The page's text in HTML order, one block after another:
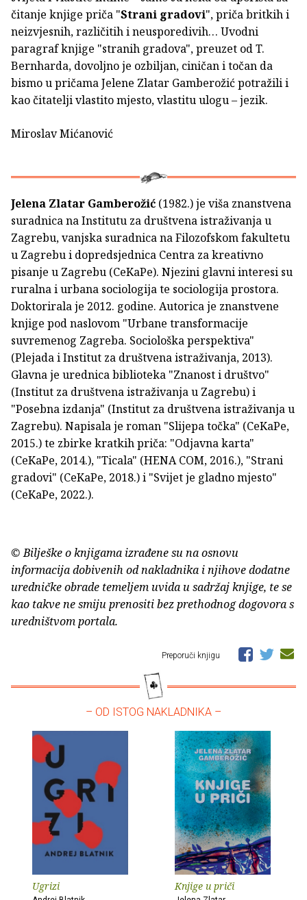
čitanje knjige priča "Strani gradovi", priča britkih i
neizvjesnih, različitih i neusporedivih… Uvodni
paragraf knjige "stranih gradova", preuzet od T.
Bernharda, dovoljno je ozbiljan, ciničan i točan da
bismo u pričama Jelene Zlatar Gamberožić potražili i
kao čitatelji vlastito mjesto, vlastitu ulogu – jezik.
Miroslav Mićanović
Jelena Zlatar Gamberožić (1982.) je viša znanstvena
suradnica na Institutu za društvena istraživanja u
Zagrebu, vanjska suradnica na Filozofskom fakultetu
u Zagrebu i dopredsjednica Centra za kreativno
pisanje u Zagrebu (CeKaPe). Njezini glavni interesi su
ruralna i urbana sociologija te sociologija prostora.
Doktorirala je 2012. godine. Autorica je znanstvene
knjige pod naslovom "Urbane transformacije
suvremenog Zagreba. Sociološka perspektiva"
(Plejada i Institut za društvena istraživanja, 2013).
Glavna je urednica biblioteka "Znanost i društvo"
(Institut za društvena istraživanja u Zagrebu) i
"Posebna izdanja" (Institut za društvena istraživanja u
Zagrebu). Napisala je roman "Slijepa točka" (CeKaPe,
2015.) te zbirke kratkih priča: "Odjavna karta"
(CeKaPe, 2014.), "Ticala" (HENA COM, 2016.), "Strani
gradovi" (CeKaPe, 2018.) i "Svijet je gladno mjesto"
(CeKaPe, 2022.).
© Bilješke o knjigama izrađene su na osnovu
informacija dobivenih od nakladnika i njihove dodatne
uredničke obrade temeljem uvida u sadržaj knjige, te se
kao takve ne smiju prenositi bez prethodnog dogovora s
uredništvom portala.
Preporuči knjigu
– OD ISTOG NAKLADNIKA –
Ugrizi Knjige u priči